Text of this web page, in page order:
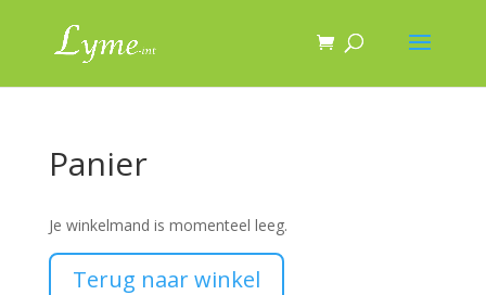
Panier
Je winkelmand is momenteel leeg.
Terug naar winkel